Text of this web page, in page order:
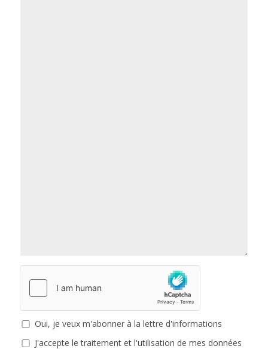
Oui, je veux m'abonner à la lettre d'informations
J'accepte le traitement et l'utilisation de mes données